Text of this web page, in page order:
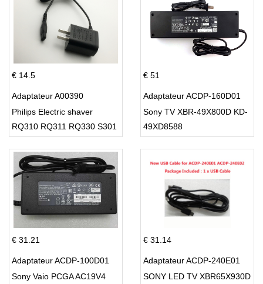
€ 14.5
Adaptateur A00390
Philips Electric shaver
RQ310 RQ311 RQ330 S301
€ 51
Adaptateur ACDP-160D01
Sony TV XBR-49X800D KD-
49XD8588
€ 31.21
Adaptateur ACDP-100D01
Sony Vaio PCGA AC19V4
€ 31.14
Adaptateur ACDP-240E01
SONY LED TV XBR65X930D